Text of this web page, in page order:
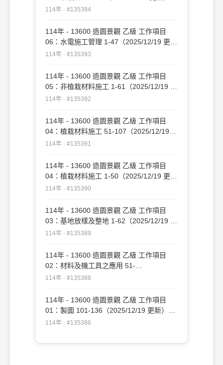
#135394
114年 · #135394
114年 - 13600 造園景觀 乙級 工作項目
06：水電施工管理 1-47（2025/12/19 更
新）#135393
114年 · #135393
114年 - 13600 造園景觀 乙級 工作項目
05：非植栽材料施工 1-61（2025/12/19 更
新）#135392
114年 · #135392
114年 - 13600 造園景觀 乙級 工作項目
04：植栽材料施工 51-107（2025/12/19
更新）#135391
114年 · #135391
114年 - 13600 造園景觀 乙級 工作項目
04：植栽材料施工 1-50（2025/12/19 更
新）#135390
114年 · #135390
114年 - 13600 造園景觀 乙級 工作項目
03：基地放樣及整地 1-62（2025/12/19 更
新）#135389
114年 · #135389
114年 - 13600 造園景觀 乙級 工作項目
02：材料及機工具之應用 51-
109（2025/12/19 更新）#135388
114年 · #135388
114年 - 13600 造園景觀 乙級 工作項目
01：製圖 101-136（2025/12/19 更新）
#135386
114年 · #135386